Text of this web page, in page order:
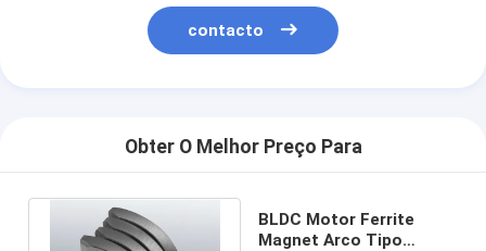
contacto
Obter O Melhor Preço Para
BLDC Motor Ferrite
Magnet Arco Tipo